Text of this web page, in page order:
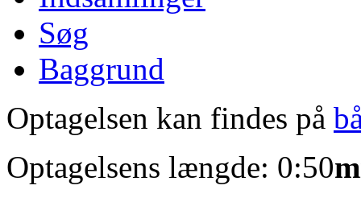
Søg
Baggrund
Optagelsen kan findes på
Optagelsens længde: 0:50